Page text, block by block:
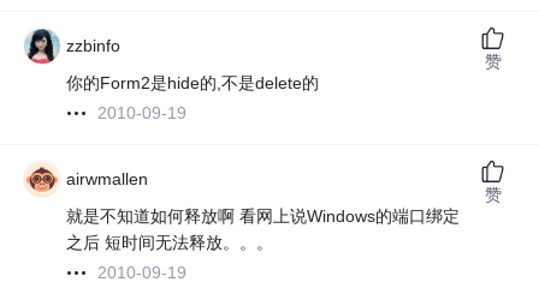
zzbinfo
你的Form2是hide的,不是delete的
2010-09-19
赞
airwmallen
就是不知道如何释放啊 看网上说Windows的端口绑定
之后 短时间无法释放。。。
2010-09-19
赞